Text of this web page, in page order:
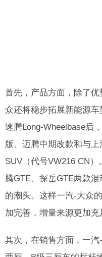
首先，产品方面，除了
众还将稳步拓展新能源
速腾Long-Wheelbase后
版、迈腾中期改款和与
SUV（代号VW216 CN
腾GTE、探岳GTE两款
的潮头。这样一汽-大众
加完善，增量来源更加充
其次，在销售方面，一